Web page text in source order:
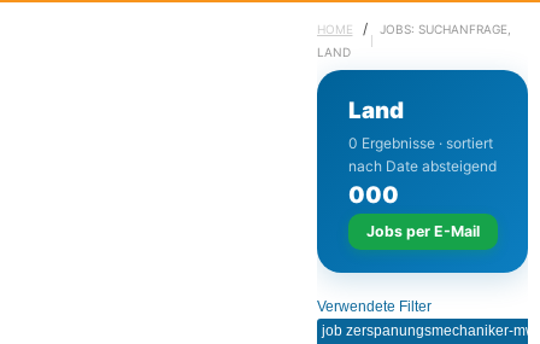
HOME /
JOBS: SUCHANFRAGE,
LAND
Land
0 Ergebnisse · sortiert
nach Date absteigend
000
Jobs per E-Mail
Verwendete Filter